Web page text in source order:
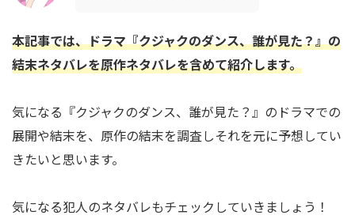
本記事では、ドラマ『クジャクのダンス、誰が見た？』の
結末ネタバレを原作ネタバレを含めて紹介します。
気になる『クジャクのダンス、誰が見た？』のドラマでの
展開や結末を、原作の結末を調査しそれを元に予想してい
きたいと思います。
気になる犯人のネタバレもチェックしていきましょう！